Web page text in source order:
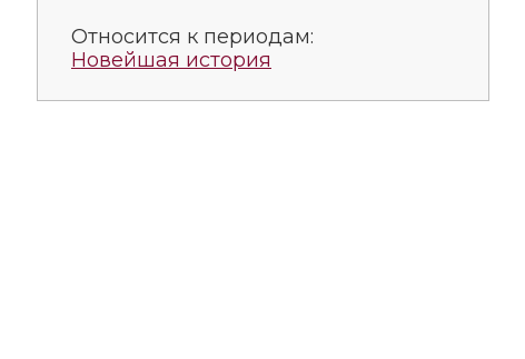
Относится к периодам:
Новейшая история